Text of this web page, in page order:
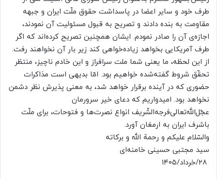
طرف خود و سایر اعضا در پاسداشت حقوق ملّت ایران و جبهه
مقاومت به بنده دادند و تصریح به قبول مسئولیت آن نمودند،
اجازه‌ی آن را صادر نمودم‌. ایشان همچنین تصریح کرده‌اند که اگر
طرف آمریکایی بخواهد زیاده‌خواهی کند زیر بار آن نخواهند رفت.
از این لحظه، ما یعنی شما ملت سرافراز و این خادم ناچیز، منتظر
تحقّق شروط گفته‌شده خواهیم بود. امّا بدیهی است مذاکرات
حضوری که در آینده برقرار خواهد شد، به معنی پذیرش نظر دشمن
نخواهد بود. امیدواریم که دعای خیر سرورمان
عجّل‌الله‌تعالی‌فرجه‌الشّریف انواع نصرت‌ها و فتوحات، برای ملّت
باشرف ایران به ارمغان آورد.
والسّلام علیکم و رحمة الله و برکاته
سید مجتبی حسینی خامنه‌ای